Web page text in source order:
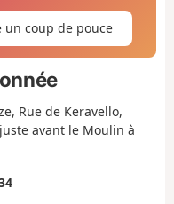
un coup de pouce
Rue de Keravello,
avant le Moulin à